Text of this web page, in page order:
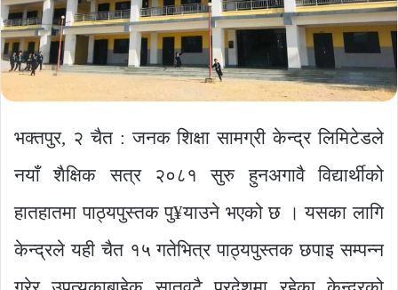
भक्तपुर, २ चैत : जनक शिक्षा सामग्री केन्द्र लिमिटेडले
नयाँ शैक्षिक सत्र २०८१ सुरु हुनअगावै विद्यार्थीको
हातहातमा पाठ्यपुस्तक पु¥याउने भएको छ । यसका लागि
केन्द्रले यही चैत १५ गतेभित्र पाठ्यपुस्तक छपाइ सम्पन्न